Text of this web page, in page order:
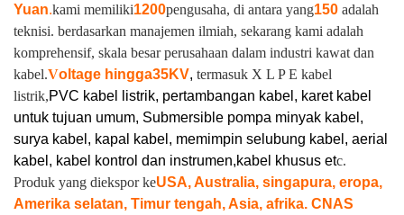
Yuan.kami memiliki1200pengusaha, di antara yang150 adalah
teknisi. berdasarkan manajemen ilmiah, sekarang kami adalah
komprehensif, skala besar perusahaan dalam industri kawat dan
kabel.Voltage hingga35KV, termasuk X L P E kabel
listrik,PVC kabel listrik, pertambangan kabel, karet kabel
untuk tujuan umum, Submersible pompa minyak kabel,
surya kabel, kapal kabel, memimpin selubung kabel, aerial
kabel, kabel kontrol dan instrumen,kabel khusus etc.
Produk yang diekspor keUSA, Australia, singapura, eropa,
Amerika selatan, Timur tengah, Asia, afrika. CNAS